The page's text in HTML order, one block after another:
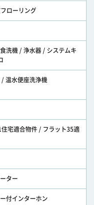
ローリング
洗機 / 浄水器 / システムキ
温水便座洗浄機
住宅適合物件 / フラット35適
ター
付インターホン